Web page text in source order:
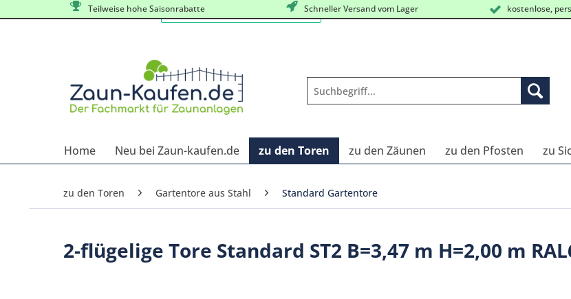
Teilweise hohe Saisonrabatte Schneller Versand vom Lager kostenlose,
Home Neu bei Zaun-kaufen.de zu den Toren zu den Zäunen zu den Pfosten zu
zu den Toren Gartentore aus Stahl Standard Gartentore
2-flügelige Tore Standard ST2 B=3,47 m H=2,00 m